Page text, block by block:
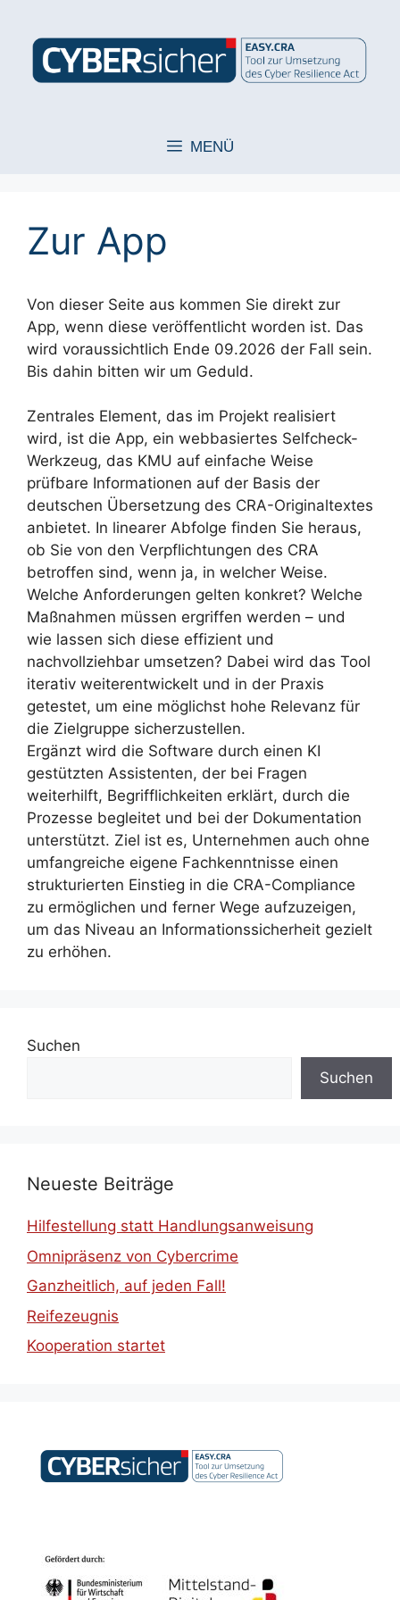
springen
MENÜ
Zur App
Von dieser Seite aus kommen Sie direkt zur
App, wenn diese veröffentlicht worden ist. Das
wird voraussichtlich Ende 09.2026 der Fall sein.
Bis dahin bitten wir um Geduld.
Zentrales Element, das im Projekt realisiert
wird, ist die App, ein webbasiertes Selfcheck-
Werkzeug, das KMU auf einfache Weise
prüfbare Informationen auf der Basis der
deutschen Übersetzung des CRA-Originaltextes
anbietet. In linearer Abfolge finden Sie heraus,
ob Sie von den Verpflichtungen des CRA
betroffen sind, wenn ja, in welcher Weise.
Welche Anforderungen gelten konkret? Welche
Maßnahmen müssen ergriffen werden – und
wie lassen sich diese effizient und
nachvollziehbar umsetzen? Dabei wird das Tool
iterativ weiterentwickelt und in der Praxis
getestet, um eine möglichst hohe Relevanz für
die Zielgruppe sicherzustellen.
Ergänzt wird die Software durch einen KI
gestützten Assistenten, der bei Fragen
weiterhilft, Begrifflichkeiten erklärt, durch die
Prozesse begleitet und bei der Dokumentation
unterstützt. Ziel ist es, Unternehmen auch ohne
umfangreiche eigene Fachkenntnisse einen
strukturierten Einstieg in die CRA-Compliance
zu ermöglichen und ferner Wege aufzuzeigen,
um das Niveau an Informationssicherheit gezielt
zu erhöhen.
Suchen
Suchen
Neueste Beiträge
Hilfestellung statt Handlungsanweisung
Omnipräsenz von Cybercrime
Ganzheitlich, auf jeden Fall!
Reifezeugnis
Kooperation startet